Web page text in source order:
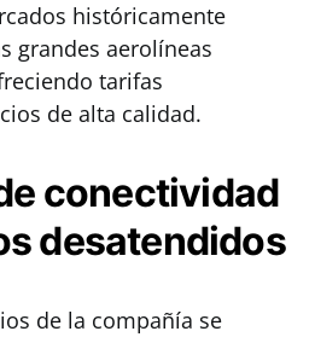
históricamente
grandes aerolíneas
tarifas
de alta calidad.
conectividad
desatendidos
de la compañía se